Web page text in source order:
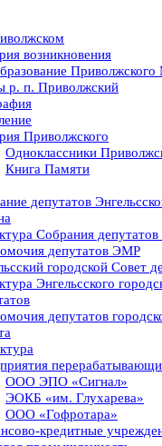
возникновения
р. п. Приволжский
Приволжского
Одноклассники
Книга Памяти
депутатов
Собрания
депутатов ЭМР
городской Совет
Энгельсского
депутатов
ООО ЭПО «Сигнал»
ЭОКБ «им. Глухарева»
ООО «Гофротара»
кредитные